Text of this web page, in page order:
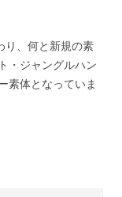
り、何と新規の素
・ジャングルハン
素体となっていま